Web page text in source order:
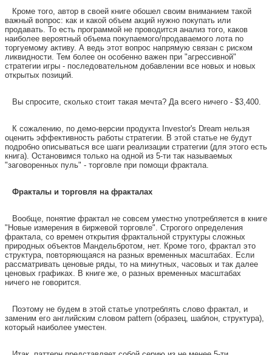
Кроме того, автор в своей книге обошел своим вниманием такой
важный вопрос: как и какой объем акций нужно покупать или
продавать. То есть программой не проводится анализ того, каков
наиболее вероятный объема покупаемого/продаваемого лота по
торгуемому активу. А ведь этот вопрос напрямую связан с риском
ликвидности. Тем более он особенно важен при "агрессивной"
стратегии игры - последовательном добавлении все новых и новых
открытых позиций.
Вы спросите, сколько стоит такая мечта? Да всего ничего - $3,400.
К сожалению, по демо-версии продукта Investor's Dream нельзя
оценить эффективность работы стратегии. В этой статье не будут
подробно описываться все шаги реализации стратегии (для этого есть
книга). Остановимся только на одной из 5-ти так называемых
"заговоренных пуль" - торговле при помощи фрактала.
Фракталы и торговля на фракталах
Вообще, понятие фрактал не совсем уместно употребляется в книге
"Новые измерения в биржевой торговле". Строгого определения
фрактала, со времен открытия фрактальной структуры сложных
природных объектов Мандельбротом, нет. Кроме того, фрактал это
структура, повторяющаяся на разных временных масштабах. Если
рассматривать ценовые ряды, то на минутных, часовых и так далее
ценовых графиках. В книге же, о разных временных масштабах
ничего не говорится.
Поэтому не будем в этой статье употреблять слово фрактал, и
заменим его английским словом pattern (образец, шаблон, структура),
который наиболее уместен.